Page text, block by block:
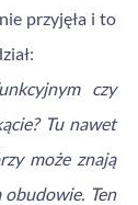
przyjęła i to
czy
Tu nawet
może znają
Ten